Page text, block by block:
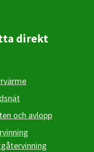
direkt
och avlopp